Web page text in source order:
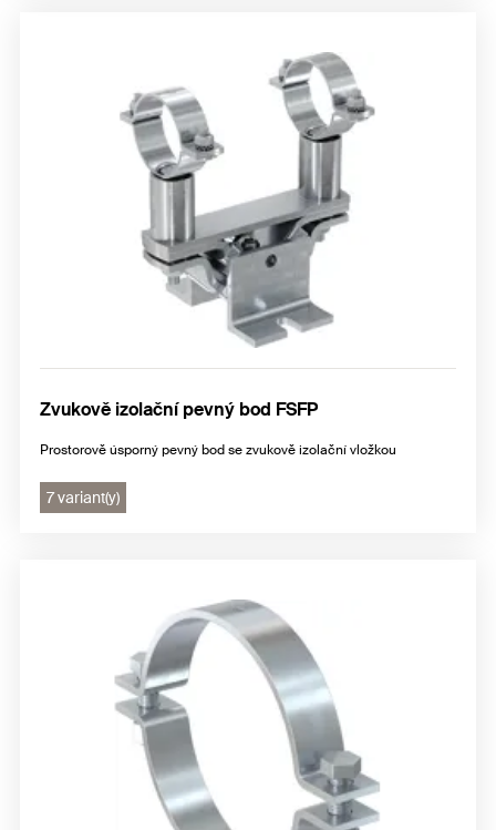
Zvukově izolační pevný bod FSFP
Prostorově úsporný pevný bod se zvukově izolační vložkou
7 variant(y)